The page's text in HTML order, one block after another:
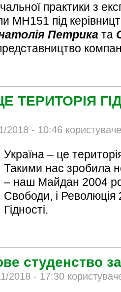
практики з
МН151 під
Петрика та
представництво
ТЕРИТОРІЯ
- 10:46
Україна – це
Такими нас зробила
– наш Майдан 2004
Свободи, і Революція
Гідності.
студенство
- 17:30